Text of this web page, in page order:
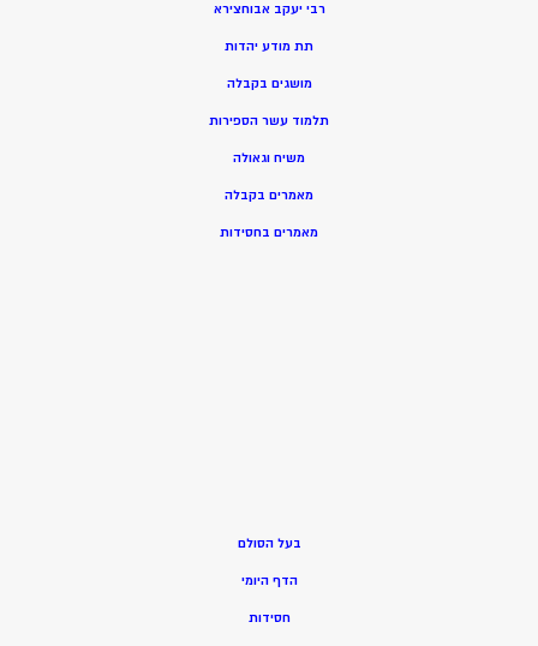
רבי יעקב אבוחצירא
תת מודע יהדות
מושגים בקבלה
תלמוד עשר הספירות
משיח וגאולה
מאמרים בקבלה
מאמרים בחסידות
בעל הסולם
הדף היומי
חסידות